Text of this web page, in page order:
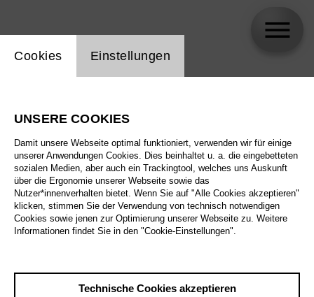
Einstellung Website Cookie
Cookies Einstellungen
UNSERE COOKIES
Damit unsere Webseite optimal funktioniert, verwenden wir für einige
unserer Anwendungen Cookies. Dies beinhaltet u. a. die eingebetteten
sozialen Medien, aber auch ein Trackingtool, welches uns Auskunft
über die Ergonomie unserer Webseite sowie das
Nutzer*innenverhalten bietet. Wenn Sie auf "Alle Cookies akzeptieren"
klicken, stimmen Sie der Verwendung von technisch notwendigen
Cookies sowie jenen zur Optimierung unserer Webseite zu. Weitere
Informationen findet Sie in den "Cookie-Einstellungen".
Technische Cookies akzeptieren